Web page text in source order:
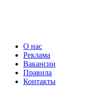
О нас
Реклама
Вакансии
Правила
Контакты